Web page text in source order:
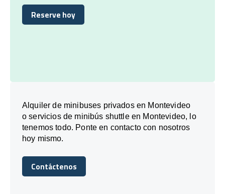
Reserve hoy
Reserve hoy
Alquiler de minibuses privados en Montevideo
o servicios de minibús shuttle en Montevideo, lo
tenemos todo. Ponte en contacto con nosotros
hoy mismo.
Contáctenos
Contáctenos